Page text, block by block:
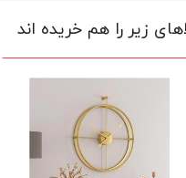
زیر را هم خریده اند